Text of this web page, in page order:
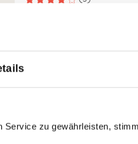
Service zu gewährleisten,
Durchschnittliche
In den